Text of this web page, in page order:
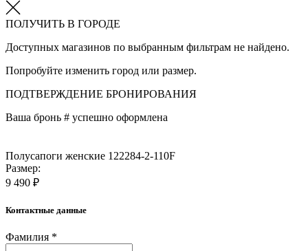
ПОЛУЧИТЬ В ГОРОДЕ
Доступных магазинов по выбранным фильтрам не найдено.
Попробуйте изменить город или размер.
ПОДТВЕРЖДЕНИЕ БРОНИРОВАНИЯ
Ваша бронь # успешно оформлена
Полусапоги женские 122284-2-110F
Размер:
9 490 ₽
Контактные данные
Фамилия *